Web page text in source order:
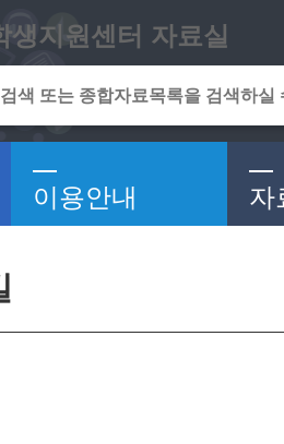
지원센터 자료실
이용안내 자